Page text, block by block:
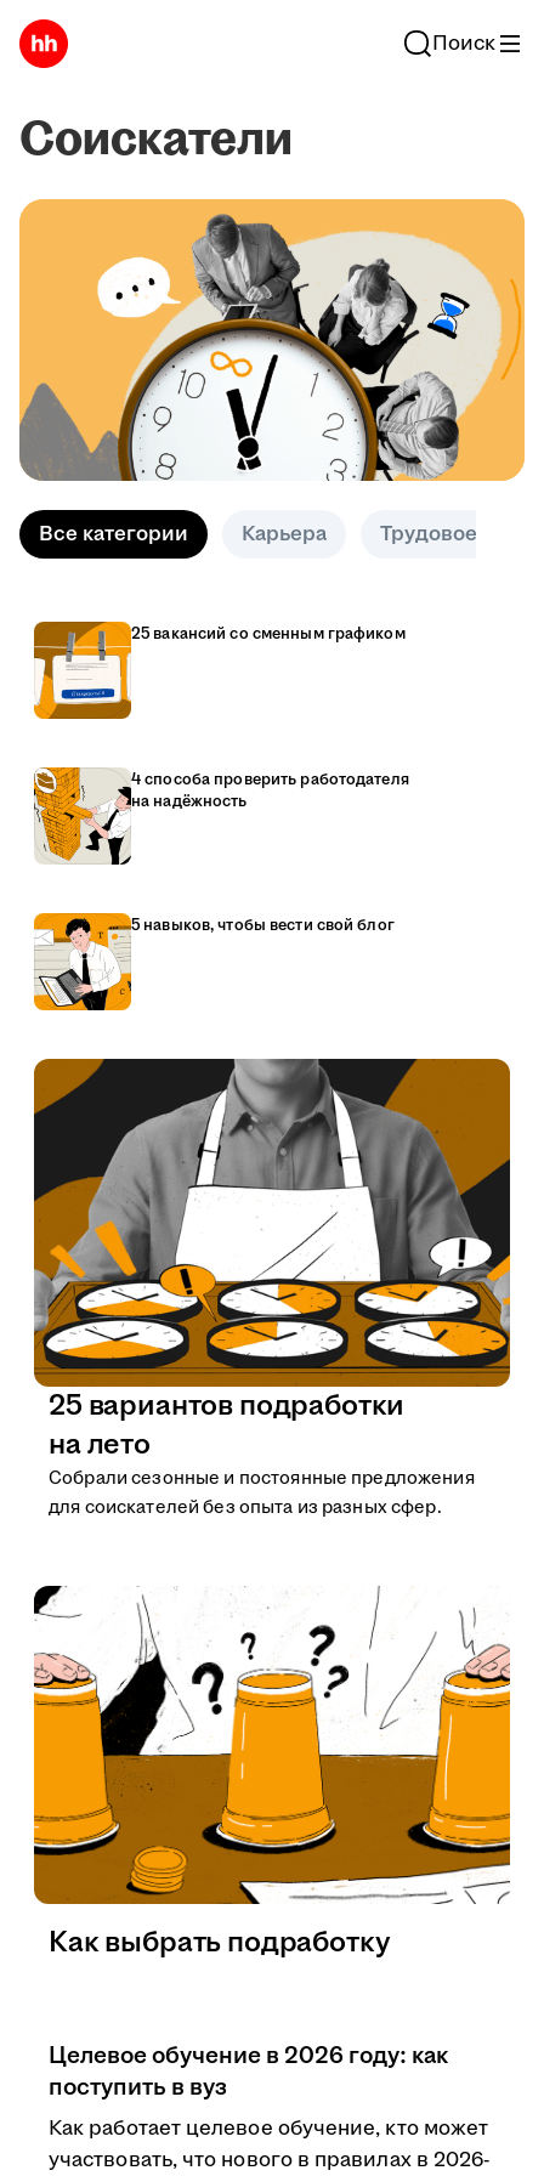
Поиск
Соискатели
Все категории Карьера Трудовое право
25 вакансий со сменным графиком
4 способа проверить работодателя
на надёжность
5 навыков, чтобы вести свой блог
25 вариантов подработки
на лето
Собрали сезонные и постоянные предложения
для соискателей без опыта из разных сфер.
Как выбрать подработку
Целевое обучение в 2026 году: как
поступить в вуз
Как работает целевое обучение, кто может
участвовать, что нового в правилах в 2026-